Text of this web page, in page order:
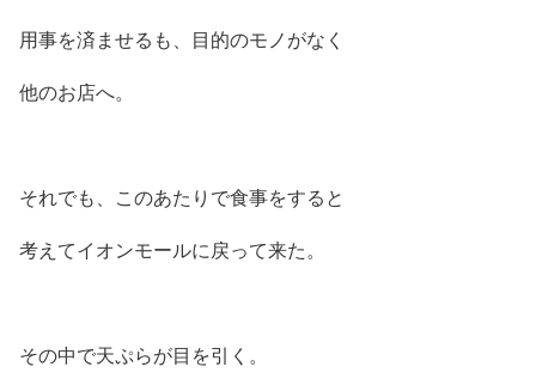
用事を済ませるも、目的のモノがなく
他のお店へ。
それでも、このあたりで食事をすると
考えてイオンモールに戻って来た。
その中で天ぷらが目を引く。